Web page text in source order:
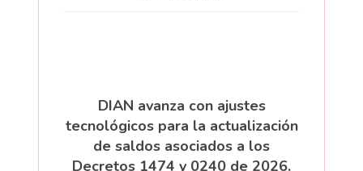
DIAN avanza con ajustes
tecnológicos para la actualización
de saldos asociados a los
Decretos 1474 y 0240 de 2026.